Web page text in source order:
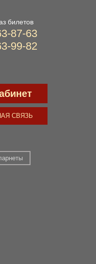
билетов
87-63
99-82
СВЯЗЬ